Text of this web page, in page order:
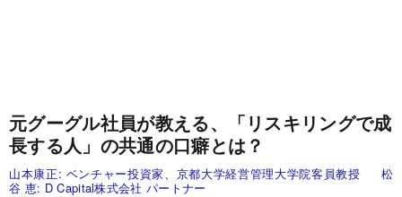
元グーグル社員が教える、「リスキリングで成
長する人」の共通の口癖とは？
山本康正: ベンチャー投資家、京都大学経営管理大学院客員教授
松
谷 恵: D Capital株式会社 パートナー